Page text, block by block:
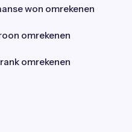
won omrekenen
omrekenen
omrekenen